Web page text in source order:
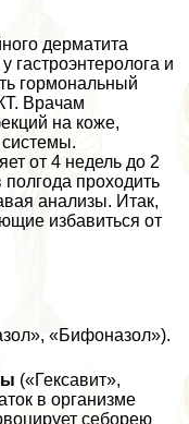
дерматита
гастроэнтеролога и
гормональный
Врачам
на коже,
от 4 недель до 2
проходить
анализы. Итак,
избавиться от
«Бифоназол»).
(«Гексавит»,
в организме
себорею